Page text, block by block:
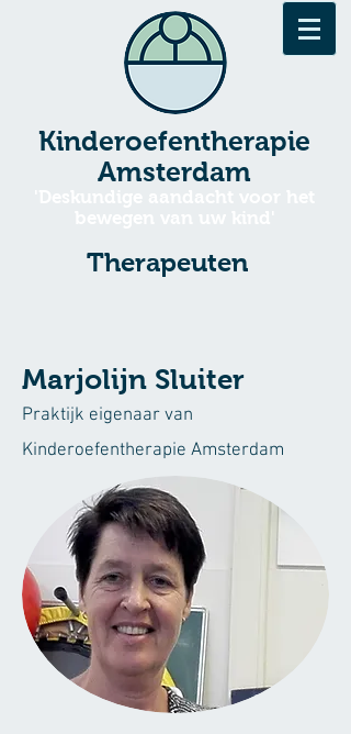
Kinderoefentherapie
Amsterdam
Therapeuten​
Marjolijn Sluiter
Praktijk eigenaar van
Kinderoefentherapie Amsterdam